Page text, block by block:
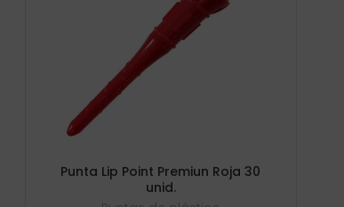
Punta Lip Point Premiun Roja 30
unid.